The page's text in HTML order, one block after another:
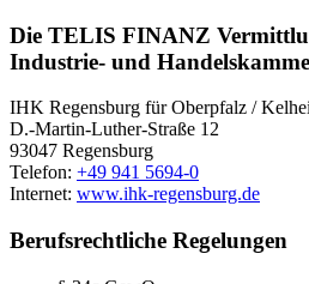
Die TELIS FINANZ
Industrie- und
IHK Regensburg für Oberpfalz /
D.-Martin-Luther-Straße 12
93047 Regensburg
Telefon: +49 941 5694-0
Internet: www.ihk-regensburg.de
Berufsrechtliche Regelungen